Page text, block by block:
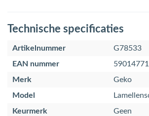
Technische specificaties
Artikelnummer
G78533
EAN nummer
Merk
Geko
Model
Keurmerk
Geen